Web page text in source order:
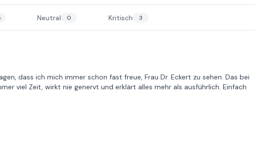
Neutral 0 Kritisch 3
dass ich mich immer schon fast freue, Frau Dr. Eckert zu sehen. Das bei
viel Zeit, wirkt nie genervt und erklärt alles mehr als ausführlich. Einfach